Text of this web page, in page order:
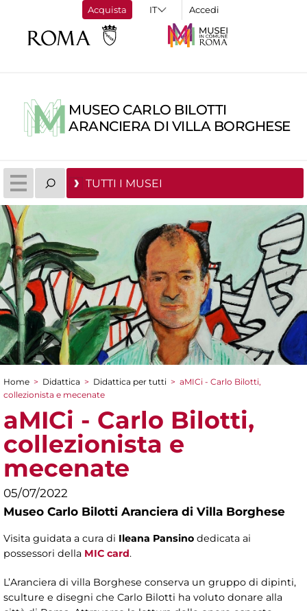
Acquista Accedi
MUSEO CARLO BILOTTI
ARANCIERA DI VILLA BORGHESE
TUTTI I MUSEI
Tu sei qui
Home > Didattica > Didattica per tutti > aMICi - Carlo Bilotti,
collezionista e mecenate
aMICi - Carlo Bilotti,
collezionista e
mecenate
05/07/2022
Museo Carlo Bilotti Aranciera di Villa Borghese
Visita guidata a cura di Ileana Pansino dedicata ai
possessori della MIC card.
L’Aranciera di villa Borghese conserva un gruppo di dipinti,
sculture e disegni che Carlo Bilotti ha voluto donare alla